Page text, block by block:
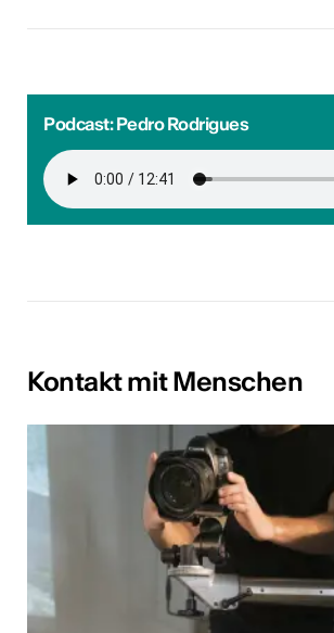
Podcast: Pedro Rodrigues
Kontakt mit Menschen